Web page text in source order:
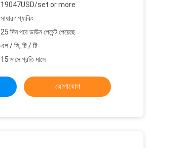
19047USD/set or more
সাধারণ প্যাকিং
25 দিন পরে ডাউন পেমেন্ট পেয়েছে
এল / সি, টি / টি
15 মাসে প্রতি মাসে
যোগাযোগ